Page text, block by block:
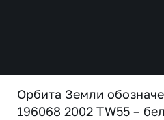
Орбита Земли
196068 2002 TW55 –